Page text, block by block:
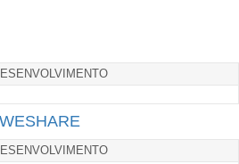
WESHARE